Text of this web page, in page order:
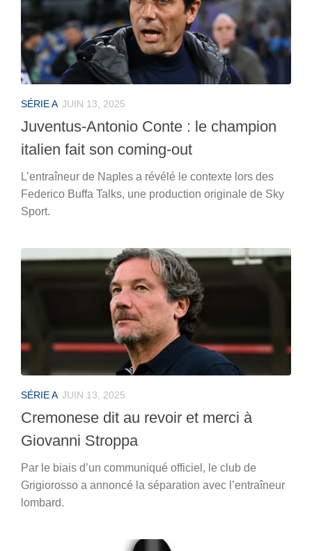
SÉRIE A JUIN 13, 2025
Juventus-Antonio Conte : le champion
italien fait son coming-out
L’entraîneur de Naples a révélé le contexte lors des
Federico Buffa Talks, une production originale de Sky
Sport.
SÉRIE A JUIN 13, 2025
Cremonese dit au revoir et merci à
Giovanni Stroppa
Par le biais d’un communiqué officiel, le club de
Grigiorosso a annoncé la séparation avec l’entraîneur
lombard.